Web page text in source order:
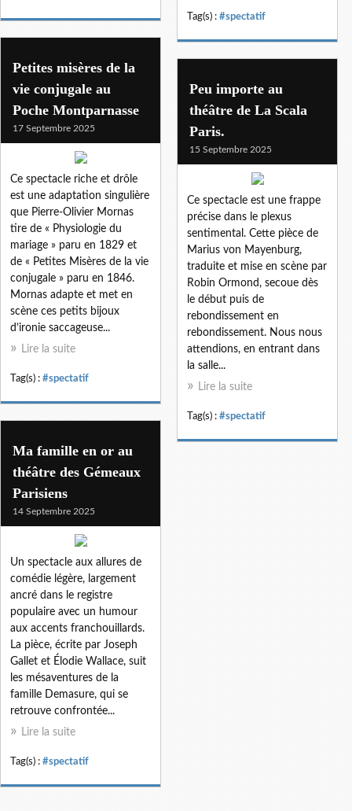
Tag(s) : #spectatif
Petites misères de la
vie conjugale au
Poche Montparnasse
17 Septembre 2025
Ce spectacle riche et drôle
est une adaptation singulière
que Pierre-Olivier Mornas
tire de « Physiologie du
mariage » paru en 1829 et
de « Petites Misères de la vie
conjugale » paru en 1846.
Mornas adapte et met en
scène ces petits bijoux
d’ironie saccageuse...
Lire la suite
Tag(s) : #spectatif
Peu importe au
théâtre de La Scala
Paris.
15 Septembre 2025
Ce spectacle est une frappe
précise dans le plexus
sentimental. Cette pièce de
Marius von Mayenburg,
traduite et mise en scène par
Robin Ormond, secoue dès
le début puis de
rebondissement en
rebondissement. Nous nous
attendions, en entrant dans
la salle...
Lire la suite
Tag(s) : #spectatif
Ma famille en or au
théâtre des Gémeaux
Parisiens
14 Septembre 2025
Un spectacle aux allures de
comédie légère, largement
ancré dans le registre
populaire avec un humour
aux accents franchouillards.
La pièce, écrite par Joseph
Gallet et Élodie Wallace, suit
les mésaventures de la
famille Demasure, qui se
retrouve confrontée...
Lire la suite
Tag(s) : #spectatif